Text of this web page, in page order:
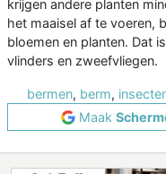
krijgen andere planten
het maaisel af te voeren,
bloemen en planten. Dat
vlinders en zweefvliegen.
bermen, berm,
Maak